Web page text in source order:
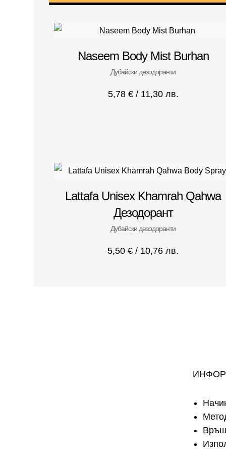
Naseem Body Mist Burhan
Дубайски дезодоранти
5,78 €/ 11,30 лв.
Lattafa Unisex Khamrah Qahwa
Дезодорант
Дубайски дезодоранти
5,50€ / 10,76 лв.